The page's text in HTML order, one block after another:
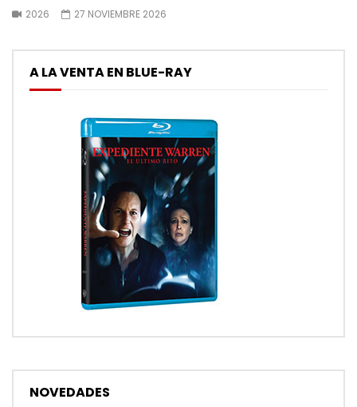
2026 27 NOVIEMBRE 2026
A LA VENTA EN BLUE-RAY
NOVEDADES